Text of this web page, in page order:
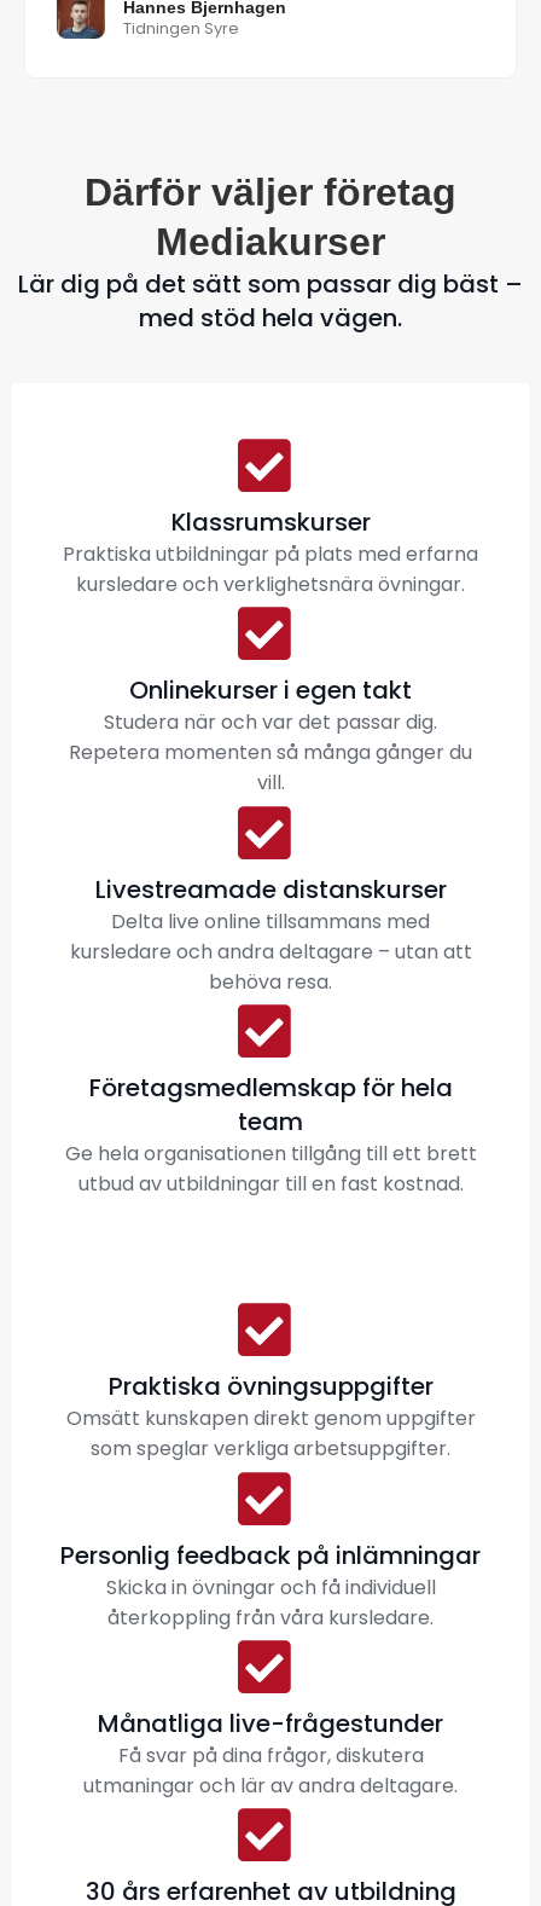
Hannes Bjernhagen
Tidningen Syre
Därför väljer företag
Mediakurser
Lär dig på det sätt som passar dig bäst –
med stöd hela vägen.
Klassrumskurser
Praktiska utbildningar på plats med erfarna
kursledare och verklighetsnära övningar.
Onlinekurser i egen takt
Studera när och var det passar dig.
Repetera momenten så många gånger du
vill.
Livestreamade distanskurser
Delta live online tillsammans med
kursledare och andra deltagare – utan att
behöva resa.
Företagsmedlemskap för hela
team
Ge hela organisationen tillgång till ett brett
utbud av utbildningar till en fast kostnad.
Praktiska övningsuppgifter
Omsätt kunskapen direkt genom uppgifter
som speglar verkliga arbetsuppgifter.
Personlig feedback på inlämningar
Skicka in övningar och få individuell
återkoppling från våra kursledare.
Månatliga live-frågestunder
Få svar på dina frågor, diskutera
utmaningar och lär av andra deltagare.
30 års erfarenhet av utbildning